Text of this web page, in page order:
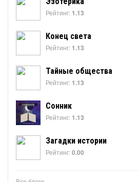
Рейтинг: 1.13
Конец света
Рейтинг: 1.13
Тайные общества
Рейтинг: 1.13
Сонник
Рейтинг: 1.13
Загадки истории
Рейтинг:0.00